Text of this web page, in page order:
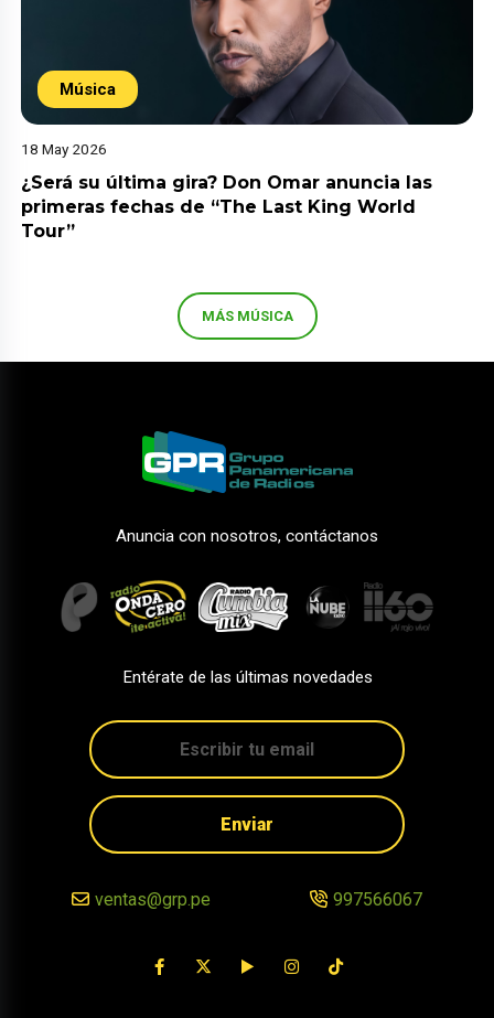
Música
18 May 2026
¿Será su última gira? Don Omar anuncia las
primeras fechas de “The Last King World
Tour”
MÁS MÚSICA
Anuncia con nosotros, contáctanos
Entérate de las últimas novedades
Enviar
ventas@grp.pe 997566067